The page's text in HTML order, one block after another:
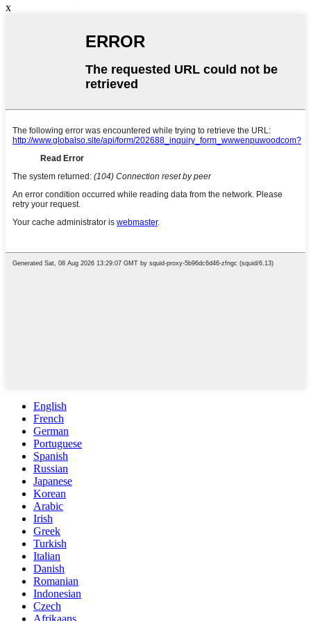
x
English
French
German
Portuguese
Spanish
Russian
Japanese
Korean
Arabic
Irish
Greek
Turkish
Italian
Danish
Romanian
Indonesian
Czech
Afrikaans